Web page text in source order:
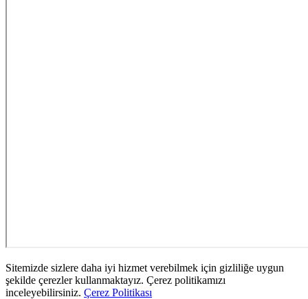
Sitemizde sizlere daha iyi hizmet verebilmek için gizliliğe uygun
şekilde çerezler kullanmaktayız. Çerez politikamızı
inceleyebilirsiniz. Çerez Politikası